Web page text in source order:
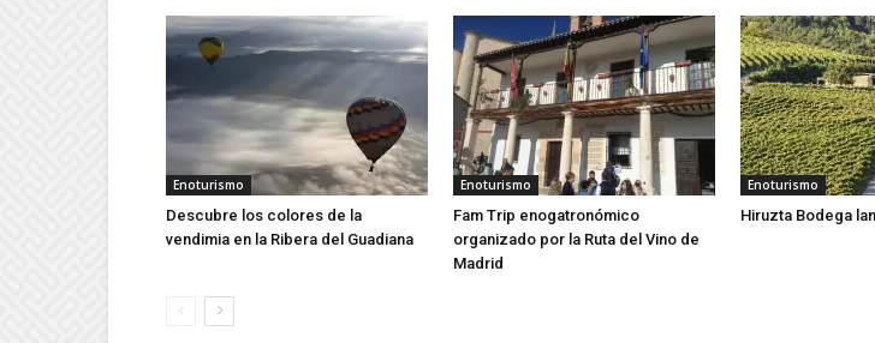
Enoturismo
Descubre los colores de la
vendimia en la Ribera del Guadiana
Enoturismo
Fam Trip enogatronómico
organizado por la Ruta del Vino de
Madrid
Enoturismo
Hiruzta Bodega